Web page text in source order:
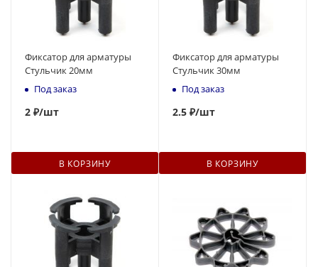
Фиксатор для арматуры
Стульчик 20мм
Под заказ
2 ₽/шт
В КОРЗИНУ
Фиксатор для арматуры
Стульчик 30мм
Под заказ
2.5 ₽/шт
В КОРЗИНУ